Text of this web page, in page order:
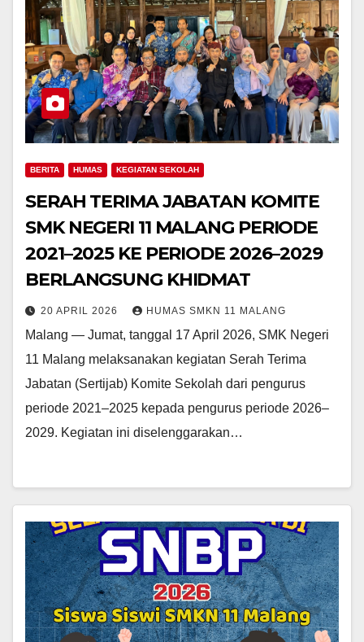
BERITA HUMAS KEGIATAN SEKOLAH
SERAH TERIMA JABATAN KOMITE
SMK NEGERI 11 MALANG PERIODE
2021–2025 KE PERIODE 2026–2029
BERLANGSUNG KHIDMAT
20 APRIL 2026 HUMAS SMKN 11 MALANG
Malang — Jumat, tanggal 17 April 2026, SMK Negeri
11 Malang melaksanakan kegiatan Serah Terima
Jabatan (Sertijab) Komite Sekolah dari pengurus
periode 2021–2025 kepada pengurus periode 2026–
2029. Kegiatan ini diselenggarakan…